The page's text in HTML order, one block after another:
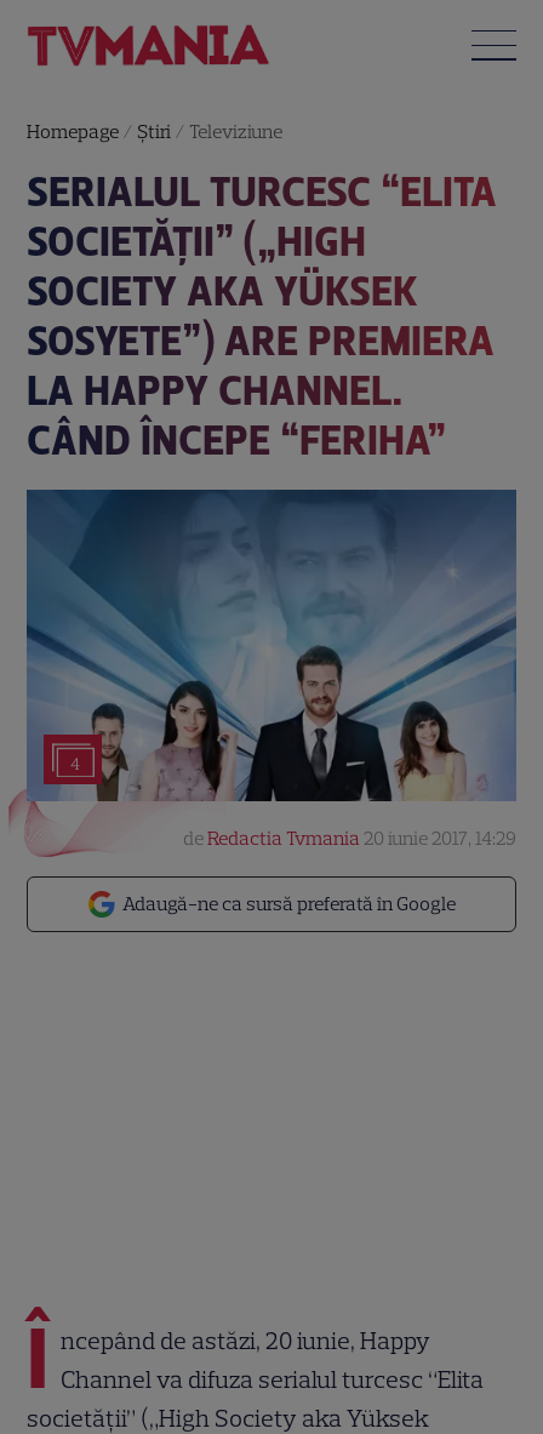
Homepage / Știri / Televiziune
SERIALUL TURCESC “ELITA
SOCIETĂȚII” („HIGH
SOCIETY AKA YÜKSEK
SOSYETE”) ARE PREMIERA
LA HAPPY CHANNEL.
CÂND ÎNCEPE “FERIHA”
4
Adaugă-ne ca sursă preferată în Google
deRedactia Tvmania 20 iunie 2017, 14:29
Î ncepând de astăzi, 20 iunie, Happy
Channel va difuza serialul turcesc “Elita
societății” („High Society aka Yüksek